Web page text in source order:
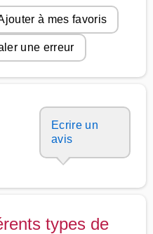
à mes favoris
une erreur
Ecrire un
avis
types de